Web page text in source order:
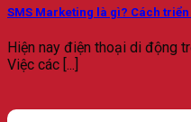
SMS Marketing là gì? Cách
Hiện nay điện thoại di động
Việc các [...]